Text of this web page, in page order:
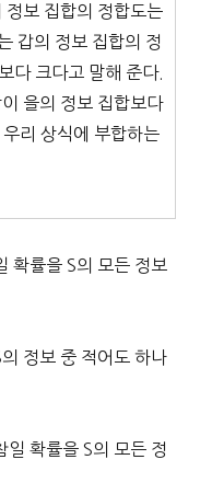
정보 집합의 정합도는
갑의 정보 집합의 정
다 크다고 말해 준다.
을의 정보 집합보다
리 상식에 부합하는
확률을 S의 모든 정보
정보 중 적어도 하나
확률을 S의 모든 정